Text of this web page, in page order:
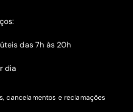
das 7h às 20h
dia
cancelamentos e reclamações